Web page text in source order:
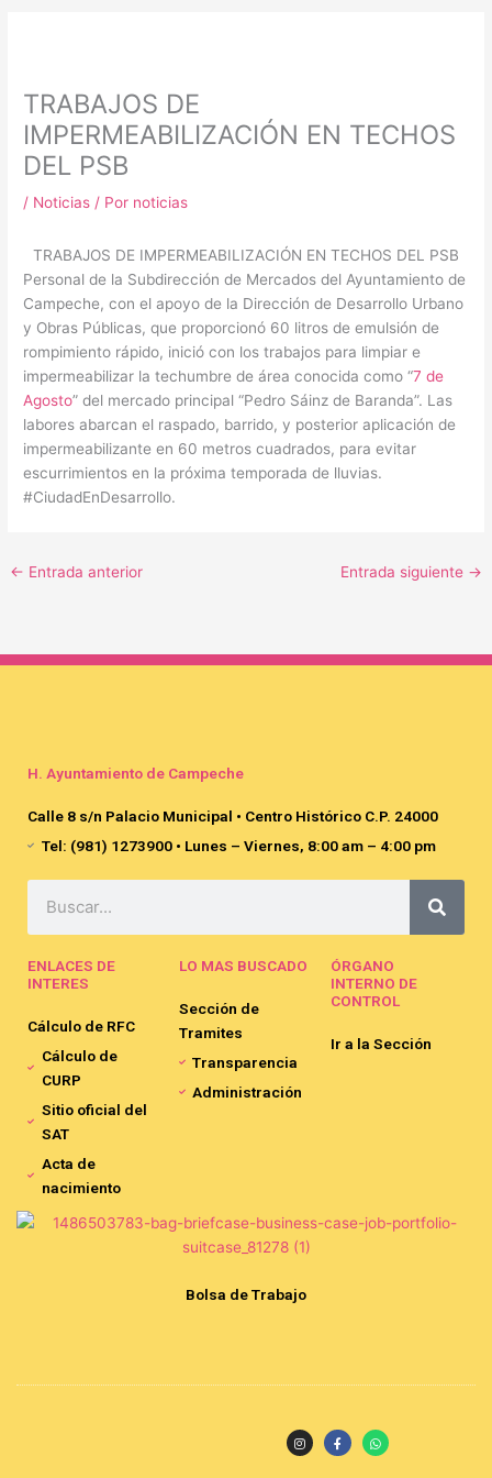
TRABAJOS DE
IMPERMEABILIZACIÓN EN TECHOS
DEL PSB
/ Noticias / Por noticias
TRABAJOS DE IMPERMEABILIZACIÓN EN TECHOS DEL PSB
Personal de la Subdirección de Mercados del Ayuntamiento de
Campeche, con el apoyo de la Dirección de Desarrollo Urbano
y Obras Públicas, que proporcionó 60 litros de emulsión de
rompimiento rápido, inició con los trabajos para limpiar e
impermeabilizar la techumbre de área conocida como “7 de
Agosto” del mercado principal “Pedro Sáinz de Baranda”. Las
labores abarcan el raspado, barrido, y posterior aplicación de
impermeabilizante en 60 metros cuadrados, para evitar
escurrimientos en la próxima temporada de lluvias.
#CiudadEnDesarrollo.
← Entrada anterior Entrada siguiente →
H. Ayuntamiento de Campeche
Calle 8 s/n Palacio Municipal • Centro Histórico C.P. 24000
Tel: (981) 1273900 • Lunes – Viernes, 8:00 am – 4:00 pm
ENLACES DE
INTERES
Cálculo de RFC
Cálculo de
CURP
Sitio oficial del
SAT
Acta de
nacimiento
LO MAS BUSCADO
Sección de
Tramites
Transparencia
Administración
ÓRGANO
INTERNO DE
CONTROL
Ir a la Sección
Bolsa de Trabajo
I
n
s
F
a
c
W
h
a